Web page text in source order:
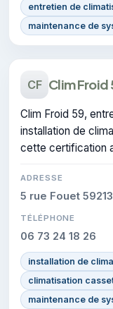
entretien de
maintenance de
CF Clim Froid
Clim Froid 59,
installation de
cette certification
ADRESSE
5 rue Fouet
TÉLÉPHONE
06 73 24 18 26
installation de
climatisation
maintenance de